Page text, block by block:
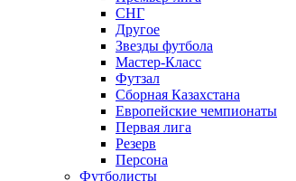
СНГ
Другое
Звезды футбола
Мастер-Класс
Футзал
Сборная Казахстана
Европейские чемпионаты
Первая лига
Резерв
Персона
Футболисты